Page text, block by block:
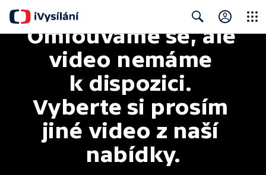
Search
Omlouváme se, ale
video nemáme
k dispozici.
Vyberte si prosím
jiné video z naší
nabídky.